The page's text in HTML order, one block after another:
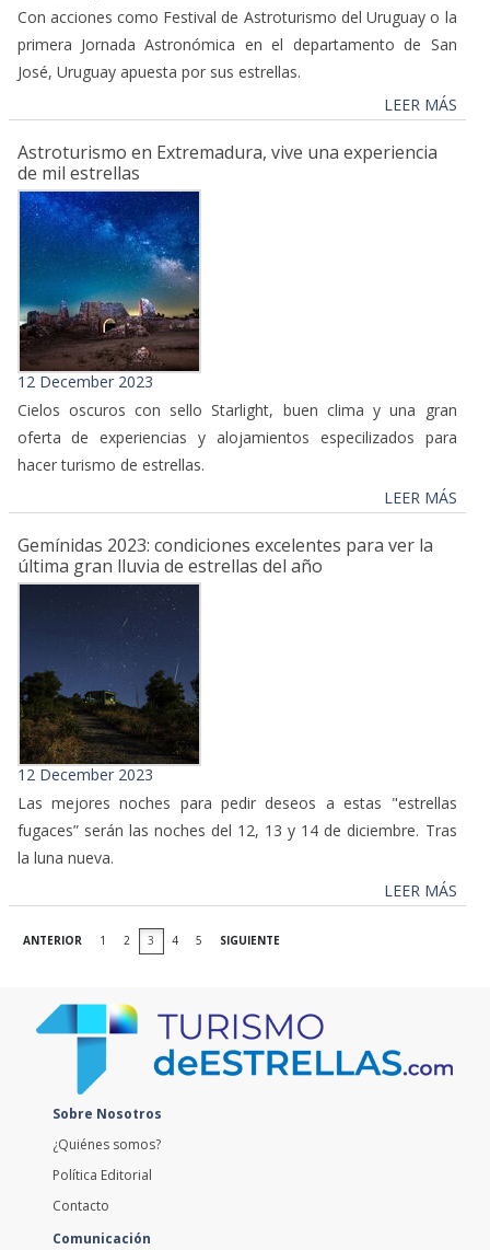
Con acciones como Festival de Astroturismo del Uruguay o la
primera Jornada Astronómica en el departamento de San
José, Uruguay apuesta por sus estrellas.
LEER MÁS
Astroturismo en Extremadura, vive una experiencia
de mil estrellas
12 December 2023
Cielos oscuros con sello Starlight, buen clima y una gran
oferta de experiencias y alojamientos especilizados para
hacer turismo de estrellas.
LEER MÁS
Gemínidas 2023: condiciones excelentes para ver la
última gran lluvia de estrellas del año
12 December 2023
Las mejores noches para pedir deseos a estas "estrellas
fugaces” serán las noches del 12, 13 y 14 de diciembre. Tras
la luna nueva.
LEER MÁS
ANTERIOR 1 2 3 4 5 SIGUIENTE
Sobre Nosotros
¿Quiénes somos?
Política Editorial
Contacto
Comunicación